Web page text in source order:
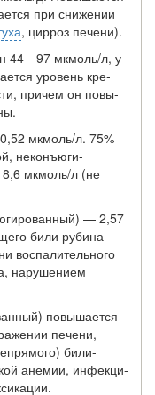
при сниже­нии
, цирроз пе­чени).
44—97 мкмоль/л, у
уровень кре­
причем он повы­
мкмоль/л. 75%
неконъюги-
8,6 мкмоль/л (не
— 2,57
били рубина
воспалительного
нарушением
повыша­ется
пече­ни,
били-
анемии, инфекци­